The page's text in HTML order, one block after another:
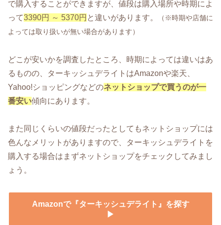
で購入することができますが、値段は購入場所や時期によ
って3390円 ～ 5370円 と違いがあります。
（※時期や店舗に
よっては取り扱いが無い場合があります）
どこが安いかを調査したところ、時期によっては違いはあ
るものの、ターキッシュデライトはAmazonや楽天、
Yahoo!ショッピングなどのネットショップで買うのが一
番安い傾向にあります。
また同じくらいの値段だったとしてもネットショップには
色んなメリットがありますので、ターキッシュデライトを
購入する場合はまずネットショップをチェックしてみまし
ょう。
Amazonで『ターキッシュデライト』を探す
▶